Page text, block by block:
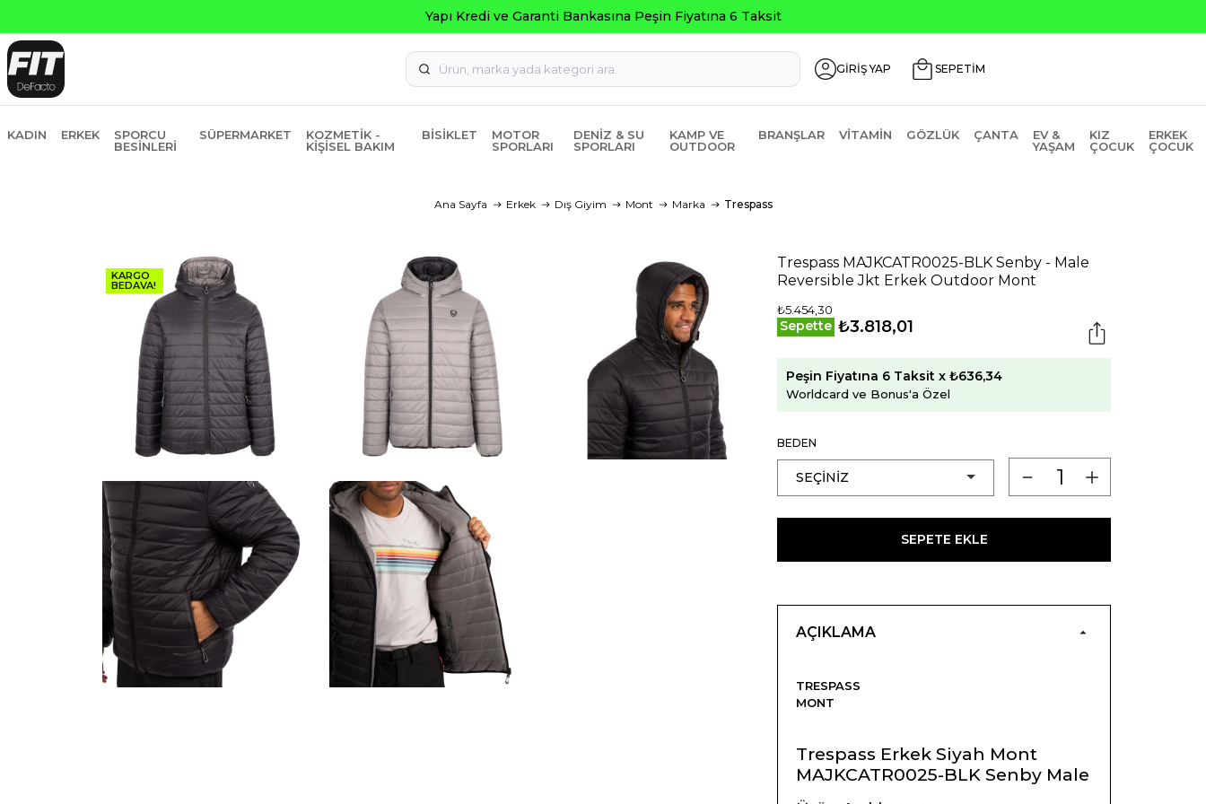
GİRİŞ YAP SEPETİM
KADIN ERKEK
SPORCU
BESINLERI
SÜPERMARKET
KOZMETIK -
KIŞISEL BAKIM
BISIKLET
MOTOR
SPORLARI
DENIZ & SU
SPORLARI
KAMP VE
OUTDOOR
BRANŞLAR VITAMIN GÖZLÜK ÇANTA
EV &
YAŞAM
KIZ
ÇOCUK
ERKEK
ÇOCUK
Ana Sayfa Erkek Dış Giyim Mont Marka Trespass
KARGO
BEDAVA!
Trespass MAJKCATR0025-BLK Senby - Male
Reversible Jkt Erkek Outdoor Mont
₺5.454,30
Sepette ₺3.818,01
Peşin Fiyatına 6 Taksit x ₺636,34
Worldcard ve Bonus'a Özel
BEDEN
SEPETE EKLE
AÇIKLAMA
TRESPASS
MONT
Trespass Erkek Siyah Mont
MAJKCATR0025-BLK Senby Male